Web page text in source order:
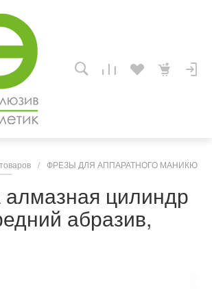
/ ФРЕЗЫ ДЛЯ АППАРАТНОГО
цилиндр
абразив,